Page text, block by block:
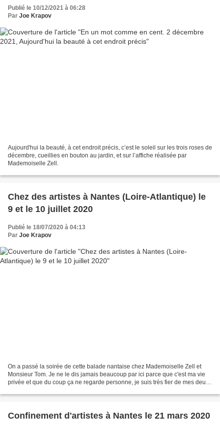
Publié le 10/12/2021 à 06:28
Par Joe Krapov
Aujourd'hui la beauté, à cet endroit précis, c’est le soleil sur les trois roses de
décembre, cueillies en bouton au jardin, et sur l’affiche réalisée par
Mademoiselle Zell.
Chez des artistes à Nantes (Loire-Atlantique) le
9 et le 10 juillet 2020
Publié le 18/07/2020 à 04:13
Par Joe Krapov
On a passé la soirée de cette balade nantaise chez Mademoiselle Zell et
Monsieur Tom. Je ne le dis jamais beaucoup par ici parce que c'est ma vie
privée et que du coup ça ne regarde personne, je suis très fier de mes deux
Confinement d'artistes à Nantes le 21 mars 2020